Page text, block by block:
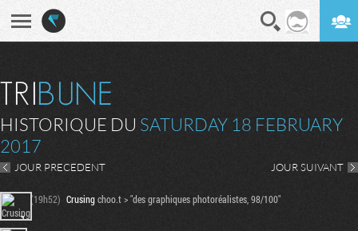
HISTORIQUE DU SATURDAY 18 FEBRUARY
2017
JOUR PRECEDENT JOUR SUIVANT
(19h52) Crusingchoo.t > "des graphiques photoréalistes, 98/100"